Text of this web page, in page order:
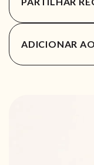
ADICIONAR